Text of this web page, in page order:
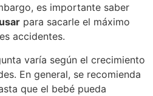
es importante saber
para sacarle el máximo
accidentes.
varía según el crecimiento
En general, se recomienda
que el bebé pueda